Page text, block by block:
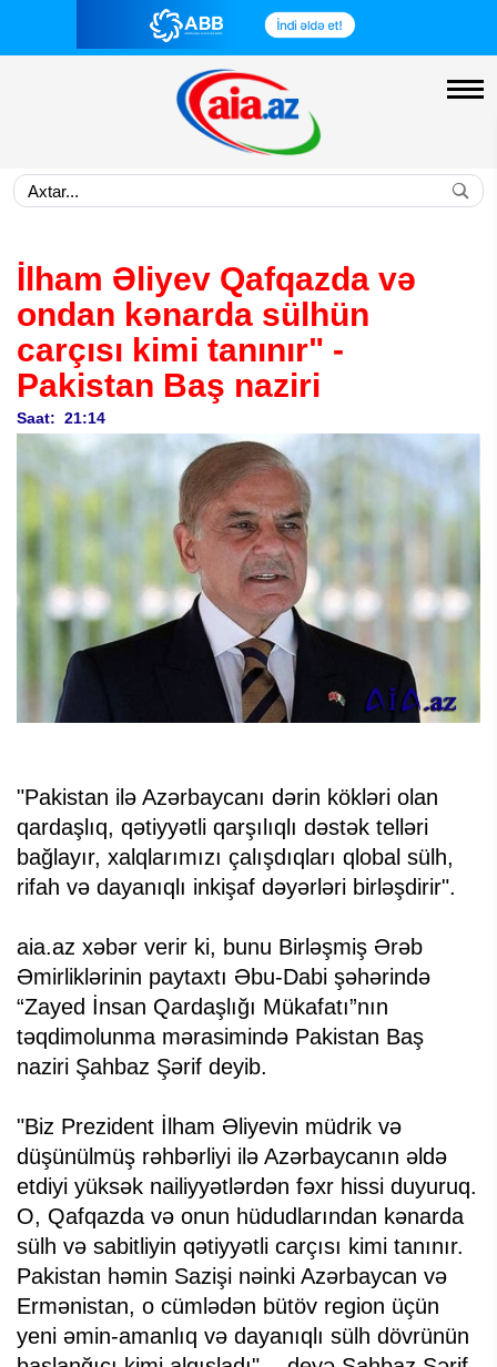
İlham Əliyev Qafqazda və
ondan kənarda sülhün
carçısı kimi tanınır" -
Pakistan Baş naziri
Saat: 21:14
"Pakistan ilə Azərbaycanı dərin kökləri olan
qardaşlıq, qətiyyətli qarşılıqlı dəstək telləri
bağlayır, xalqlarımızı çalışdıqları qlobal sülh,
rifah və dayanıqlı inkişaf dəyərləri birləşdirir".
aia.az xəbər verir ki, bunu Birləşmiş Ərəb
Əmirliklərinin paytaxtı Əbu-Dabi şəhərində
“Zayed İnsan Qardaşlığı Mükafatı”nın
təqdimolunma mərasimində Pakistan Baş
naziri Şahbaz Şərif deyib.
"Biz Prezident İlham Əliyevin müdrik və
düşünülmüş rəhbərliyi ilə Azərbaycanın əldə
etdiyi yüksək nailiyyətlərdən fəxr hissi duyuruq.
O, Qafqazda və onun hüdudlarından kənarda
sülh və sabitliyin qətiyyətli carçısı kimi tanınır.
Pakistan həmin Sazişi nəinki Azərbaycan və
Ermənistan, o cümlədən bütöv region üçün
yeni əmin-amanlıq və dayanıqlı sülh dövrünün